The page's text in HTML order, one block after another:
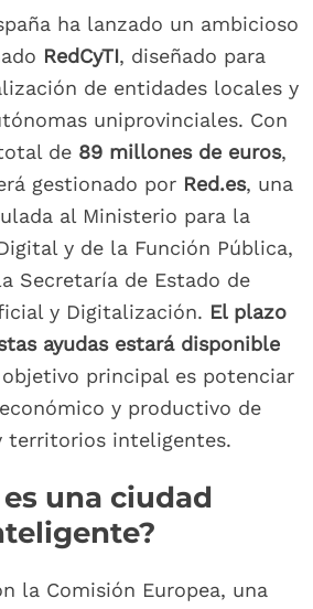
ha lanzado un ambicioso
RedCyTI, diseñado para
de entidades locales y
uniprovinciales. Con
de 89 millones de euros,
gestionado por Red.es, una
al Ministerio para la
y de la Función Pública,
Secretaría de Estado de
y Digitalización. El plazo
ayudas estará disponible
principal es potenciar
y productivo de
territorios inteligentes.
es una ciudad
la Comisión Europea, una